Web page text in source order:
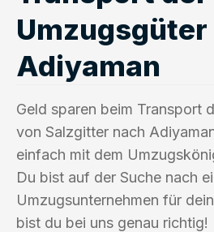
Umzugsgüter
Adiyaman
Geld sparen beim Transport
von Salzgitter nach
einfach mit dem
Du bist auf der Suche nach
Umzugsunternehmen für
bist du bei uns genau richtig!